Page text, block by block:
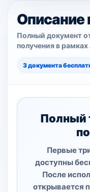
Описание
Полный документ
получения в
3 документа
Полный
Первые
доступны
После
открывается